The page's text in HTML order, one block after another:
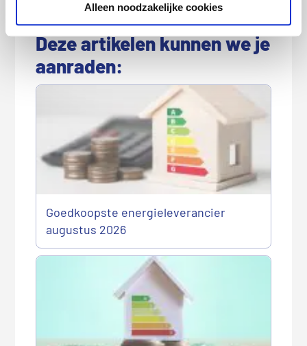
Alleen noodzakelijke cookies
Deze artikelen kunnen we je
aanraden:
Goedkoopste energieleverancier
augustus 2026